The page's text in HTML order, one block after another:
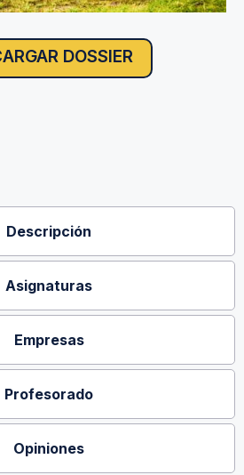
DOSSIER
Descripción
Asignaturas
Empresas
Profesorado
Opiniones